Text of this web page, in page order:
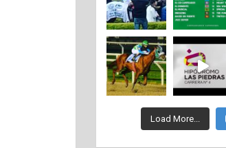
Load More...